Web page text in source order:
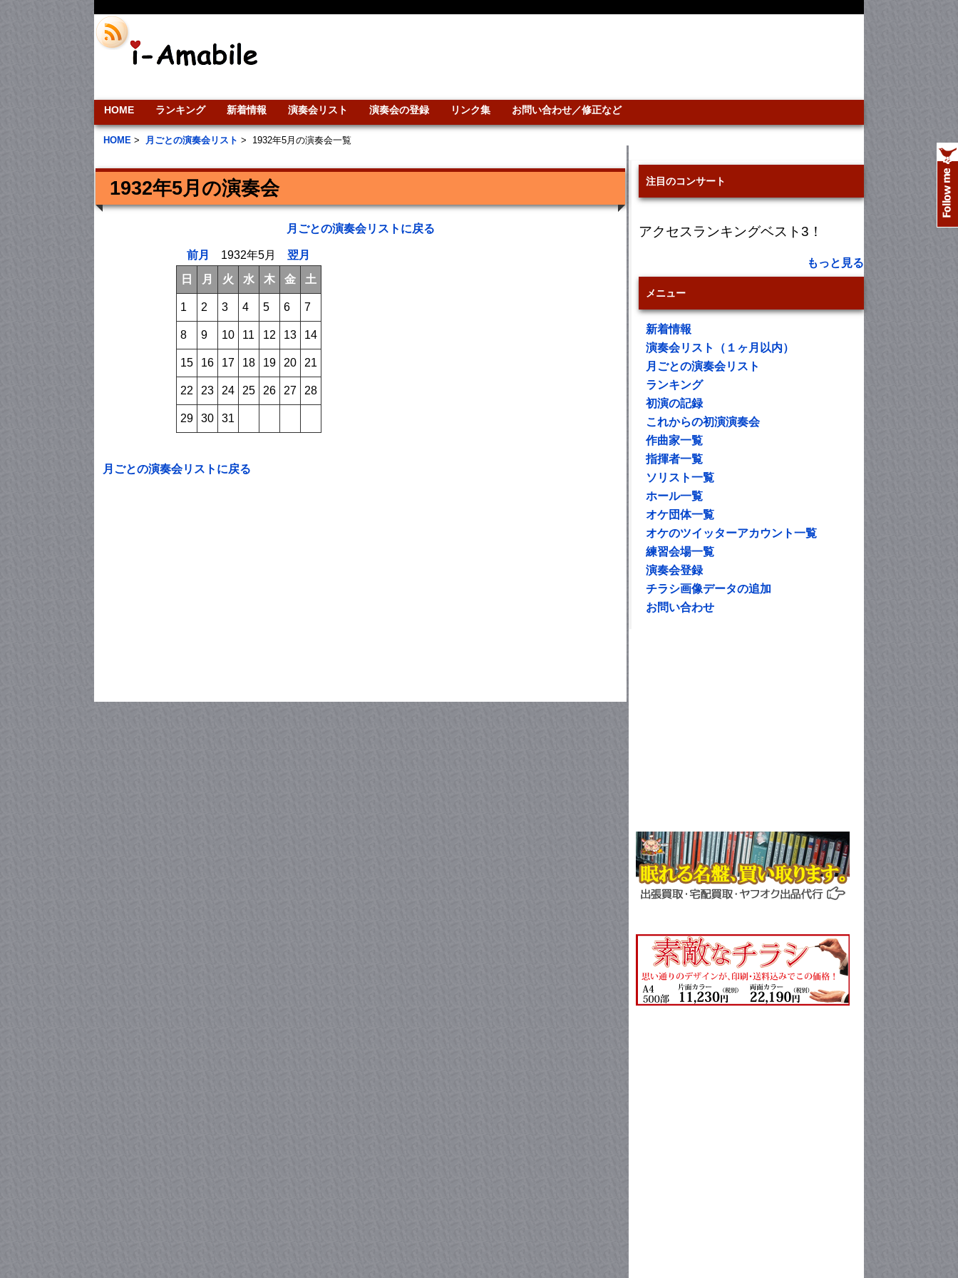
HOME ランキング 新着情報 演奏会リスト 演奏会の登録 リンク集 お問い合わせ／修正など
HOME > 月ごとの演奏会リスト > 1932年5月の演奏会一覧
1932年5月の演奏会
月ごとの演奏会リストに戻る
前月 1932年5月 翌月
日
月 火 水 木 金 土
1 2 3 4 5 6 7
8 9 10 11 12 13 14
15 16 17 18 19 20 21
22 23 24 25 26 27 28
29 30 31
月ごとの演奏会リストに戻る
注目のコンサート
アクセスランキングベスト3！
もっと見る
メニュー
新着情報
演奏会リスト（１ヶ月以内）
月ごとの演奏会リスト
ランキング
初演の記録
これからの初演演奏会
作曲家一覧
指揮者一覧
ソリスト一覧
ホール一覧
オケ団体一覧
オケのツイッターアカウント一覧
練習会場一覧
演奏会登録
チラシ画像データの追加
お問い合わせ